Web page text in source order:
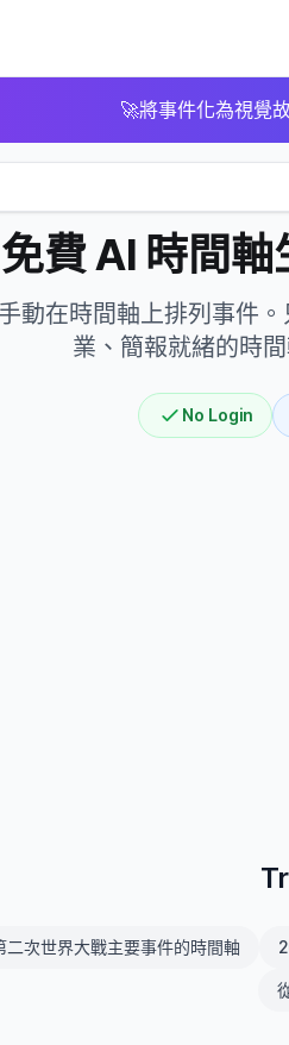
🚀將事件化為視覺
免費 AI 時間
動在時間軸上排列事件
業、簡報就緒的時
No Login
二次世界大戰主要事件的時間軸